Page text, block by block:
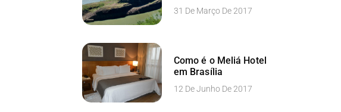
31 De Março De 2017
Como é o Meliá Hotel
em Brasília
12 De Junho De 2017